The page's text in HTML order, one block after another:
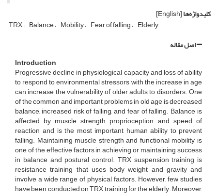
کلیدواژه‌ها[English]
TRX Balance Mobility Fear of falling Elderly
اصل مقاله
Introduction
Progressive decline in physiological capacity and loss of ability
to respond to environmental stressors with the increase in age
can increase the vulnerability of older adults to disorders. One
of the common and important problems in old age is decreased
balance, increased risk of falling, and fear of falling. Balance is
affected by muscle strength, proprioception, and speed of
reaction, and is the most important human ability to prevent
falling. Maintaining muscle strength and functional mobility is
one of the effective factors in achieving or maintaining success
in balance and postural control. TRX suspension training is
resistance training that uses body weight and gravity and
involve a wide range of physical factors. However, few studies
have been conducted on TRX training for the elderly. Moreover,